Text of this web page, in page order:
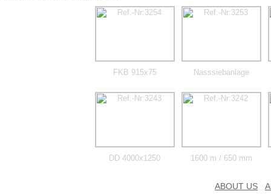
FKB 915x75 Nasssiebanlage
DD 4000x1250 1600 m / 650 mm
ABOUT US